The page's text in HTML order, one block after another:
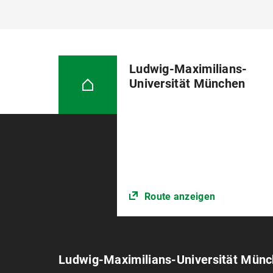
Ludwig-Maximilians-
Universität München
Route anzeigen
Ludwig-Maximilians-Universität